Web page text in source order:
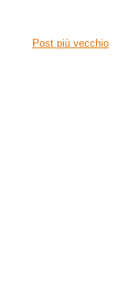
Post più vecchio